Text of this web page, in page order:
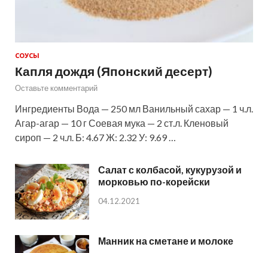
СОУСЫ
Капля дождя (Японский десерт)
Оставьте комментарий
Ингредиенты Вода — 250 мл Ванильный сахар — 1 ч.л.
Агар-агар — 10 г Соевая мука — 2 ст.л. Кленовый
сироп — 2 ч.л. Б: 4.67 Ж: 2.32 У: 9.69 …
Салат с колбасой, кукурузой и
морковью по-корейски
04.12.2021
Манник на сметане и молоке